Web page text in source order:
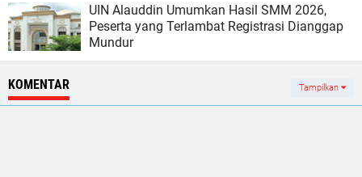
UIN Alauddin Umumkan Hasil SMM 2026,
Peserta yang Terlambat Registrasi Dianggap
Mundur
KOMENTAR Tampilkan